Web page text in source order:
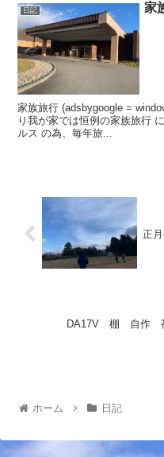
日記 家
家族旅行 (adsbygoogle =
り我が家では恒例の家族旅行
ルス の為、毎年旅...
正
DA17V 棚 自作
ホーム 日記